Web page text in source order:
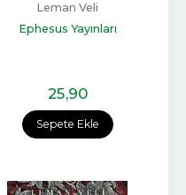
Sepete Ekle
Leman Veli
Ephesus Yayınları
25,90